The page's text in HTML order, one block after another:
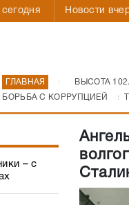
Новости
ГЛАВНАЯ ВЫСОТА
БОРЬБА С КОРРУПЦИЕЙ
– с